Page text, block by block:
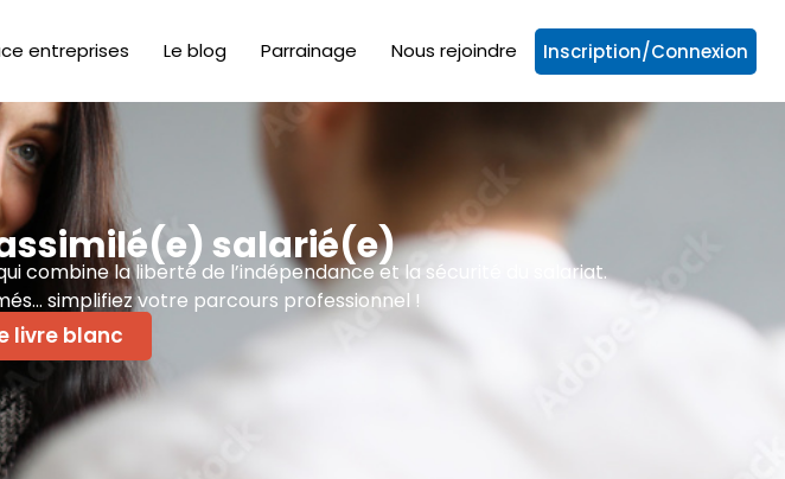
entreprises Le blog Parrainage Nous rejoindre Inscription/Connexion
salarié(e)
combine la liberté de l’indépendance et la sécurité du salariat.
simplifiez votre parcours professionnel !
livre blanc